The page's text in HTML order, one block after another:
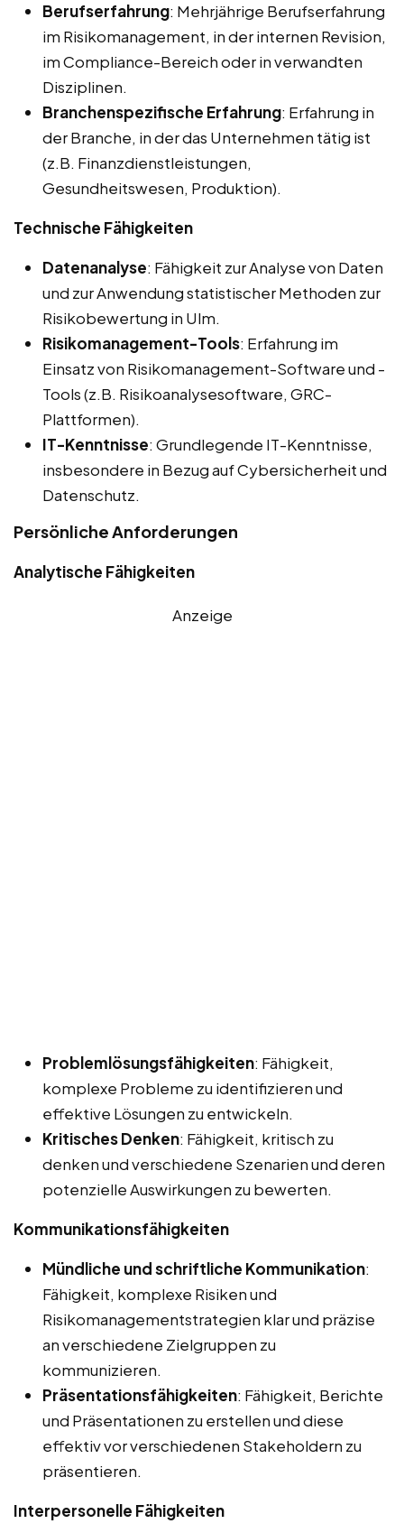
Berufserfahrung: Mehrjährige Berufserfahrung
im Risikomanagement, in der internen Revision,
im Compliance-Bereich oder in verwandten
Disziplinen.
Branchenspezifische Erfahrung: Erfahrung in
der Branche, in der das Unternehmen tätig ist
(z.B. Finanzdienstleistungen,
Gesundheitswesen, Produktion).
Technische Fähigkeiten
Datenanalyse: Fähigkeit zur Analyse von Daten
und zur Anwendung statistischer Methoden zur
Risikobewertung in Ulm.
Risikomanagement-Tools: Erfahrung im
Einsatz von Risikomanagement-Software und -
Tools (z.B. Risikoanalysesoftware, GRC-
Plattformen).
IT-Kenntnisse: Grundlegende IT-Kenntnisse,
insbesondere in Bezug auf Cybersicherheit und
Datenschutz.
Persönliche Anforderungen
Analytische Fähigkeiten
Anzeige
Problemlösungsfähigkeiten: Fähigkeit,
komplexe Probleme zu identifizieren und
effektive Lösungen zu entwickeln.
Kritisches Denken: Fähigkeit, kritisch zu
denken und verschiedene Szenarien und deren
potenzielle Auswirkungen zu bewerten.
Kommunikationsfähigkeiten
Mündliche und schriftliche Kommunikation:
Fähigkeit, komplexe Risiken und
Risikomanagementstrategien klar und präzise
an verschiedene Zielgruppen zu
kommunizieren.
Präsentationsfähigkeiten: Fähigkeit, Berichte
und Präsentationen zu erstellen und diese
effektiv vor verschiedenen Stakeholdern zu
präsentieren.
Interpersonelle Fähigkeiten